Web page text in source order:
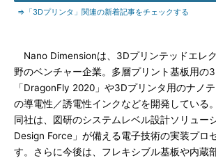
⇒「3Dプリンタ」関連の新着記事をチェックする
Nano Dimensionは、3Dプリンテッドエレ
野のベンチャー企業。多層プリント基板用の
「DragonFly 2020」や3Dプリンタ用のナノ
の導電性／誘電性インクなどを開発している
同社は、図研のシステムレベル設計ソリュー
Design Force」が備える電子技術の実装プロ
す。さらに今後は、フレキシブル基板や内蔵